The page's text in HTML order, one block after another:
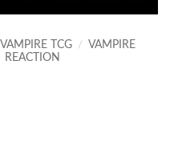
VAMPIRE TCG /
VAMPIRE
REACTION